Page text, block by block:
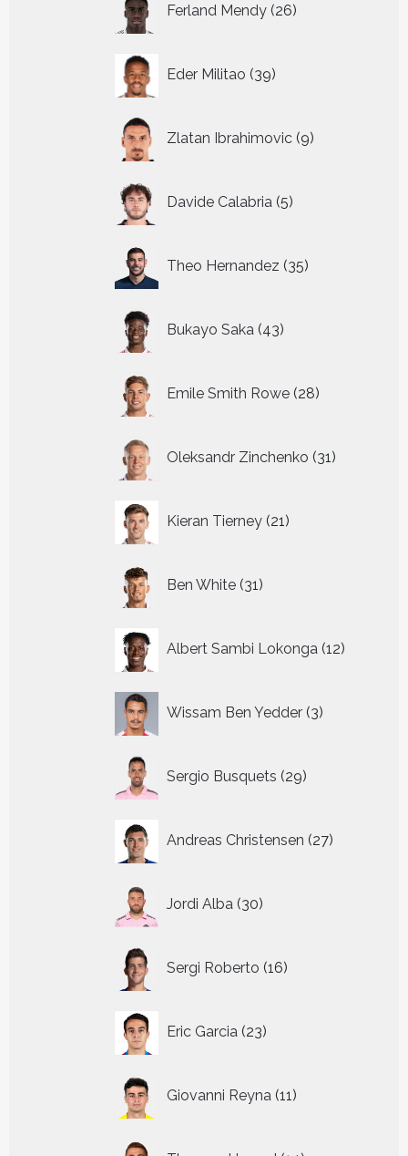
Ferland Mendy 26
producten
Eder Militao 39
producten
Zlatan Ibrahimovic 9
producten
Davide Calabria 5
producten
Theo Hernandez 35
producten
Bukayo Saka 43
producten
Emile Smith Rowe 28
producten
Oleksandr Zinchenko 31
producten
Kieran Tierney 21
producten
Ben White 31
producten
Albert Sambi Lokonga 12
Wissam Ben Yedder 3
producten
Sergio Busquets 29
producten
Andreas Christensen 27
producten
Jordi Alba 30
producten
Sergi Roberto 16
producten
Eric Garcia 23
producten
Giovanni Reyna 11
producten